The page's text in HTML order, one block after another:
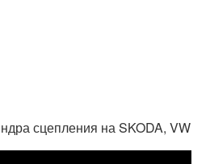
сцепления на SKODA, VW